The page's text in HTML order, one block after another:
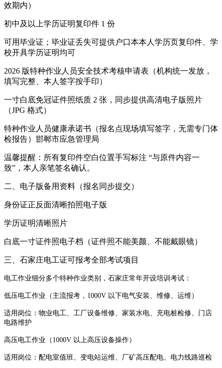
效期内）
初中及以上学历证明复印件 1 份
可用毕业证；毕业证丢失可提供户口本本人学历页复印件、学
校开具学历证明均可
2026 版特种作业人员安全技术考核申请表（机构统一发放，
填写完整、本人签字按手印）
一寸白底免冠证件照纸质 2 张，同步提供高清电子版照片
（JPG 格式）
特种作业人员健康承诺书（报名点现场填写签字，无需专门体
检报告）邯郸市应急管理局
温馨提醒：所有复印件空白位置手写标注 “与原件内容一
致”，本人亲笔签名确认。
二、电子版备用资料（报名同步提交）
身份证正反面清晰拍照电子版
学历证明清晰照片
白底一寸证件照电子档（证件照不能美颜、不能戴眼镜）
三、石家庄电工证可报考全部考试项目
电工作业细分多个特种作业类别，石家庄常年开设培训考试：
低压电工作业（主流报考，1000V 以下电气安装、维修、运维）
适用岗位：物业电工、工厂设备维修、家装水电、充电桩检修、门店
电路维护
高压电工作业（1000V 以上高压设备操作）
适用岗位：配电室值班、变电站运维、厂矿高压配电、电力线路巡检